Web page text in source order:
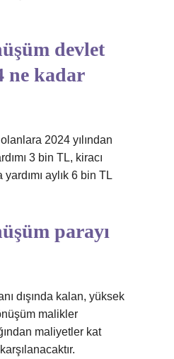
devlet
ne kadar
2024 yılından
3 bin TL, kiracı
aylık 6 bin TL
parayı
dışında kalan, yüksek
malikler
maliyetler kat